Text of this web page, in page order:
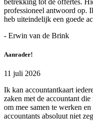
betrekking tot de offertes.
professioneel antwoord op.
heb uiteindelijk een goede
- Erwin van de Brink
Aanrader!
11 juli 2026
Ik kan accountantkaart
zaken met de accountant
om mee samen te werken
accountants absoluut niet